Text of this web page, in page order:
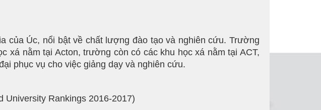
của Úc, nổi bật về chất lượng đào tạo và nghiên cứu. Trường
xá nằm tại Acton, trường còn có các khu học xá nằm tại ACT,
phục vụ cho việc giảng dạy và nghiên cứu.
University Rankings 2016-2017)